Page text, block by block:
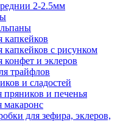
2-2.5мм
капкейков
капкейков с рисунком
конфет и эклеров
трайфлов
и сладостей
пряников и печенья
макаронс
для зефира, эклеров,